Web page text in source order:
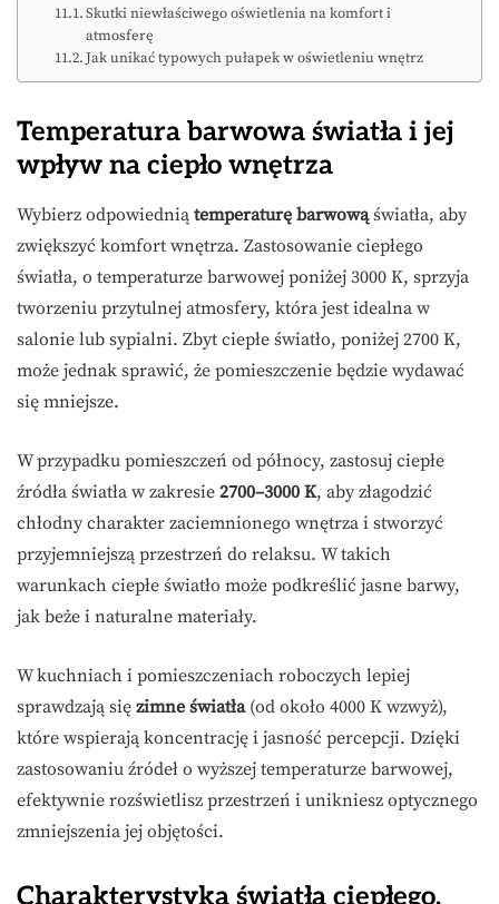
Skutki niewłaściwego oświetlenia na komfort i
atmosferę
Jak unikać typowych pułapek w oświetleniu wnętrz
Temperatura barwowa światła i jej
wpływ na ciepło wnętrza
Wybierz odpowiednią temperaturę barwowąświatła, aby
zwiększyć komfort wnętrza. Zastosowanie ciepłego
światła, o temperaturze barwowej poniżej 3000 K, sprzyja
tworzeniu przytulnej atmosfery, która jest idealna w
salonie lub sypialni. Zbyt ciepłe światło, poniżej 2700 K,
może jednak sprawić, że pomieszczenie będzie wydawać
się mniejsze.
W przypadku pomieszczeń od północy, zastosuj ciepłe
źródła światła w zakresie 2700–3000 K, aby złagodzić
chłodny charakter zaciemnionego wnętrza i stworzyć
przyjemniejszą przestrzeń do relaksu. W takich
warunkach ciepłe światło może podkreślić jasne barwy,
jak beże i naturalne materiały.
W kuchniach i pomieszczeniach roboczych lepiej
sprawdzają się zimne światła(od około 4000 K wzwyż),
które wspierają koncentrację i jasność percepcji. Dzięki
zastosowaniu źródeł o wyższej temperaturze barwowej,
efektywnie rozświetlisz przestrzeń i unikniesz optycznego
zmniejszenia jej objętości.
Charakterystyka światła ciepłego,